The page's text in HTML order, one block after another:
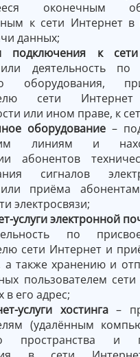
оконечным
к сети Интернет в
данных;
подключения к
деятельность по
оборудования,
сети
или ином праве, к
оборудование–
линиям и
абонентов
сигналов
приёма
электросвязи;
услуги электронной
по
сети Интернет и
а также хранению и
пользователем
его адрес;
услуги хостинга–
(удалённым
пространства и